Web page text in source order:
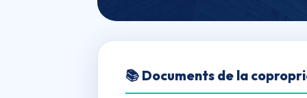
ESPACE
📚 Documents de la